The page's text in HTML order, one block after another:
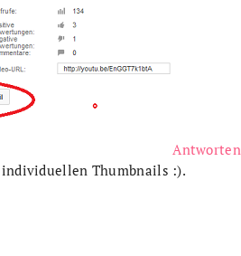
Thumbnails :).
Antworten